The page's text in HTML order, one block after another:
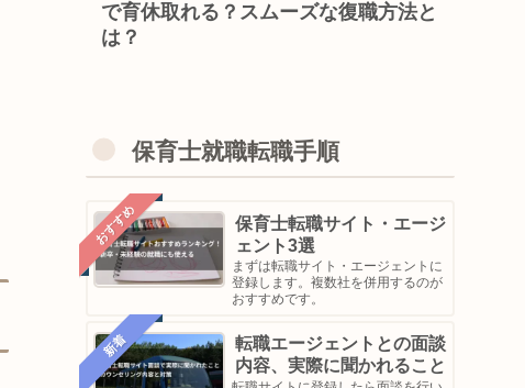
で育休取れる？スムーズな復職方法と
は？
保育士就職転職手順
おすすめ
保育士転職サイト・エージ
ェント3選
まずは転職サイト・エージェントに
登録します。複数社を併用するのが
おすすめです。
新着
転職エージェントとの面談
内容、実際に聞かれること